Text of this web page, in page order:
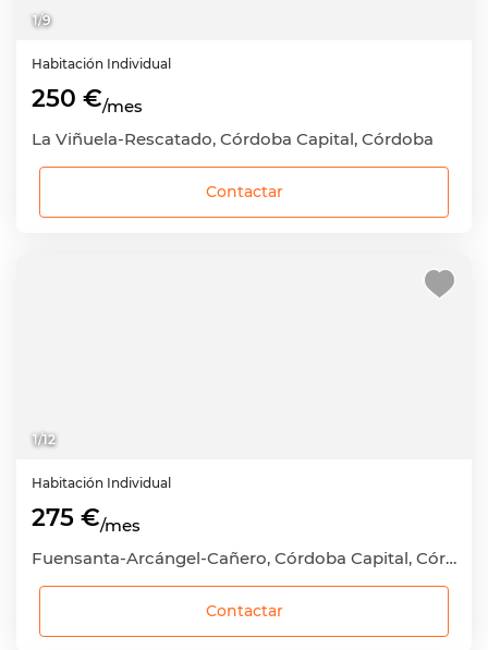
1/9
Habitación Individual
250 €/mes
La Viñuela-Rescatado, Córdoba Capital, Córdoba
Contactar
1/12
Habitación Individual
275 €/mes
Fuensanta-Arcángel-Cañero, Córdoba Capital, Córdoba
Contactar